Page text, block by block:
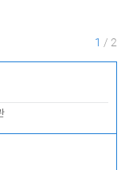
1 / 2